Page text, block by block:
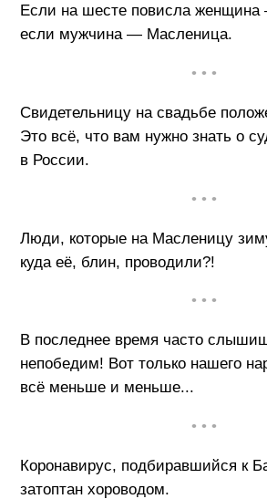
Если на шесте повисла женщина
если мужчина — Масленица.
• • •
Свидетельницу на свадьбе
Это всё, что вам нужно знать о
в России.
• • •
Люди, которые на Масленицу
куда её, блин, проводили?!
• • •
В последнее время часто
непобедим! Вот только нашего
всё меньше и меньше...
• • •
Коронавирус, подбиравшийся к
затоптан хороводом.